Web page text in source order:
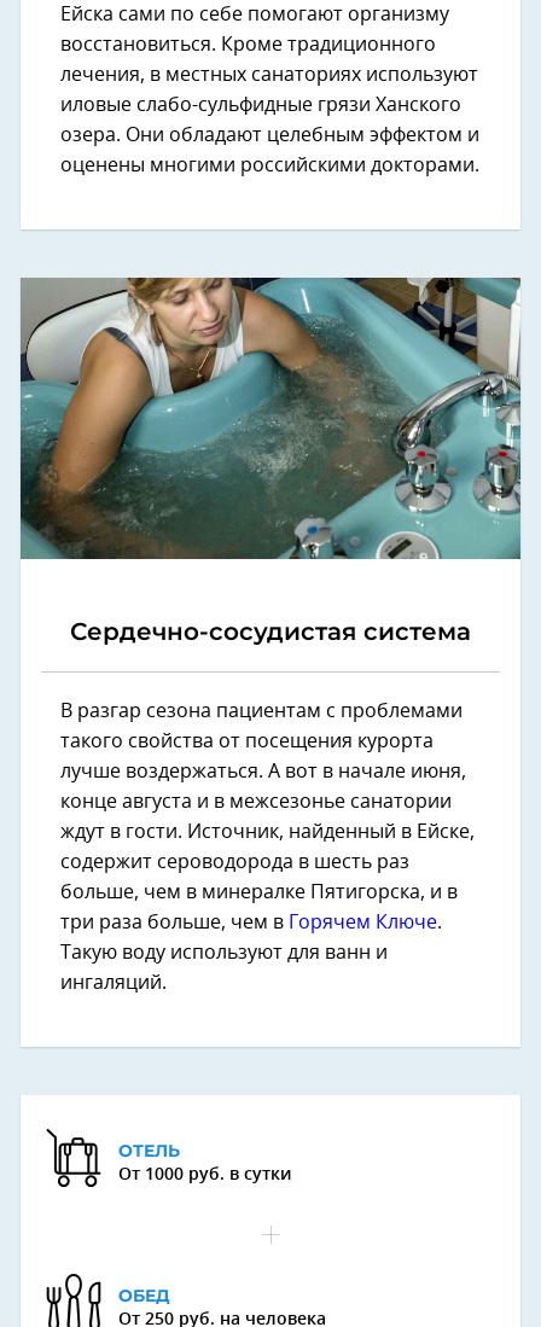
Ейска сами по себе помогают организму
восстановиться. Кроме традиционного
лечения, в местных санаториях используют
иловые слабо-сульфидные грязи Ханского
озера. Они обладают целебным эффектом и
оценены многими российскими докторами.
Сердечно-сосудистая система
В разгар сезона пациентам с проблемами
такого свойства от посещения курорта
лучше воздержаться. А вот в начале июня,
конце августа и в межсезонье санатории
ждут в гости. Источник, найденный в Ейске,
содержит сероводорода в шесть раз
больше, чем в минералке Пятигорска, и в
три раза больше, чем в
Горячем Ключе.
Такую воду используют для ванн и
ингаляций.
ОТЕЛЬ
От 1000 руб. в сутки
ОБЕД
От 250 руб. на человека